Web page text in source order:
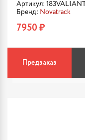
Артикул:
Бренд: Novatrack
7950 ₽
Предзаказ